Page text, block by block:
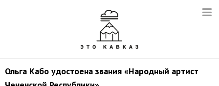
Ольга Кабо удостоена звания «Народный артист